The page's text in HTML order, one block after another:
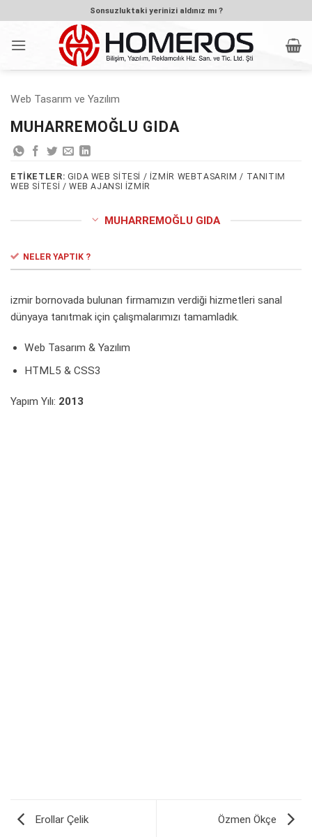
atla
Sonsuzluktaki yerinizi aldınız mı ?
Web Tasarım ve Yazılım
MUHARREMOĞLU GIDA
ETIKETLER: GIDA WEB SITESI / IZMIR WEBTASARIM / TANITIM
WEB SITESI / WEB AJANSI IZMIR
MUHARREMOĞLU GIDA
NELER YAPTIK ?
izmir bornovada bulunan firmamızın verdiği hizmetleri sanal
dünyaya tanıtmak için çalışmalarımızı tamamladık.
Web Tasarım & Yazılım
HTML5 & CSS3
Yapım Yılı: 2013
Erollar Çelik Özmen Ökçe